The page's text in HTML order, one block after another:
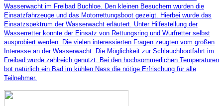
Wasserwacht im Freibad Buchloe. Den kleinen Besuchern wurden die
Einsatzfahrzeuge und das Motorrettungsboot gezeigt. Hierbei wurde das
Einsatzspektrum der Wasserwacht erläutert. Unter Hilfestellung der
Wasserretter konnte der Einsatz von Rettungsring und Wurfretter selbst
ausprobiert werden. Die vielen interessierten Fragen zeugten vom großen
Interesse an der Wasserwacht. Die Möglichkeit zur Schlauchbootfahrt im
Freibad wurde zahlreich genutzt. Bei den hochsommerlichen Temperaturen
bot natürlich ein Bad im kühlen Nass die nötige Erfrischung für alle
Teilnehmer.